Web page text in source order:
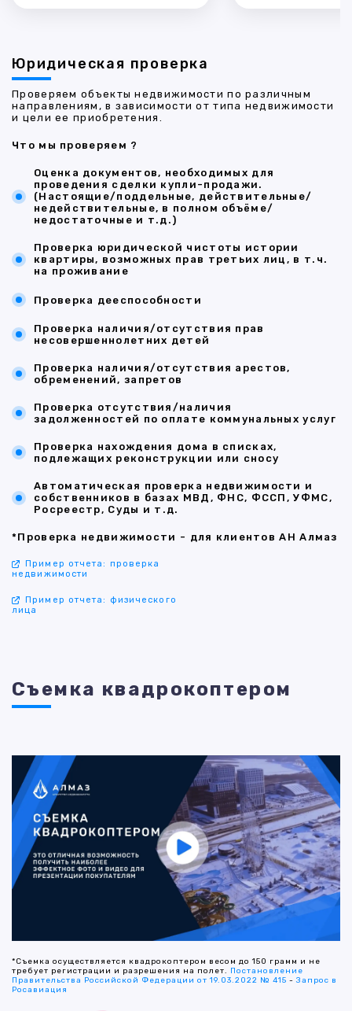
Юридическая проверка
Проверяем объекты недвижимости по различным
направлениям, в зависимости от типа недвижимости
и цели ее приобретения.
Что мы проверяем ?
Оценка документов, необходимых для
проведения сделки купли-продажи.
(Настоящие/поддельные, действительные/
недействительные, в полном объёме/
недостаточные и т.д.)
Проверка юридической чистоты истории
квартиры, возможных прав третьих лиц, в т.ч.
на проживание
Проверка дееспособности
Проверка наличия/отсутствия прав
несовершеннолетних детей
Проверка наличия/отсутствия арестов,
обременений, запретов
Проверка отсутствия/наличия
задолженностей по оплате коммунальных услуг
Проверка нахождения дома в списках,
подлежащих реконструкции или сносу
Автоматическая проверка недвижимости и
собственников в базах МВД, ФНС, ФССП, УФМС,
Росреестр, Суды и т.д.
*Проверка недвижимости - для клиентов АН Алмаз
Пример отчета: проверка
недвижимости
Пример отчета: физического
лица
Съемка квадрокоптером
*Съемка осуществляется квадрокоптером весом до 150 грамм и не
требует регистрации и разрешения на полет. Постановление
Правительства Российской Федерации от 19.03.2022 № 415 -Запрос в
Росавиация